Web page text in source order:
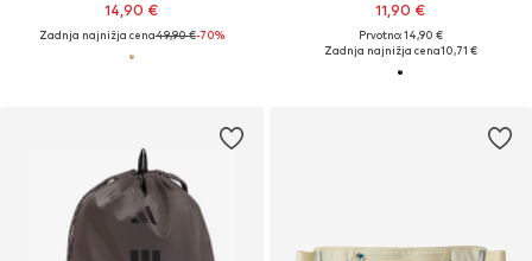
14,90 €
Zadnja najnižja cena49,90 €-70%
11,90 €
Prvotno: 14,90 €
Zadnja najnižja cena10,71 €